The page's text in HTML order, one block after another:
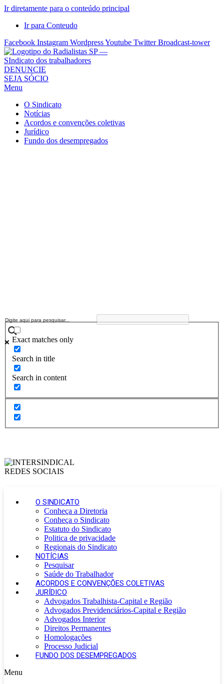
Ir diretamente para o conteúdo principal
Ir para Conteudo
Facebook Instagram WordpressYoutube Twitter Broadcast-tower
Sindicato
dos
Radialistas
São
Paulo
Sindicato
DENUNCIE
SEJA SÓCIO
Menu
O Sindicato
Notícias
Acordos e convenções coletivas
Jurídico
Fundo dos desempregados
Exact matches only
Search in title
Search in content
O SINDICATO
Conheça a Diretoria
Conheça o Sindicato
Estatuto do Sindicato
Politica de privacidade
Regionais do Sindicato
NOTÍCIAS
Pesquisar
Saúde do Trabalhador
ACORDOS E CONVENÇÕES COLETIVAS
JURÍDICO
Advogados Trabalhista-Capital e Região
Advogados Previdenciários-Capital e Região
Advogados Interior
Direitos Permanentes
Homologações
Processo Judicial
FUNDO DOS DESEMPREGADOS
Menu